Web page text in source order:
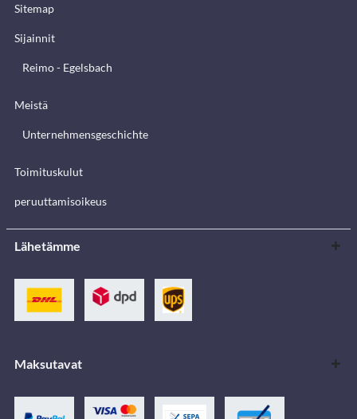
Sitemap
Sijainnit
Reimo - Egelsbach
Meistä
Unternehmensgeschichte
Toimituskulut
peruuttamisoikeus
Lähetämme
Maksutavat